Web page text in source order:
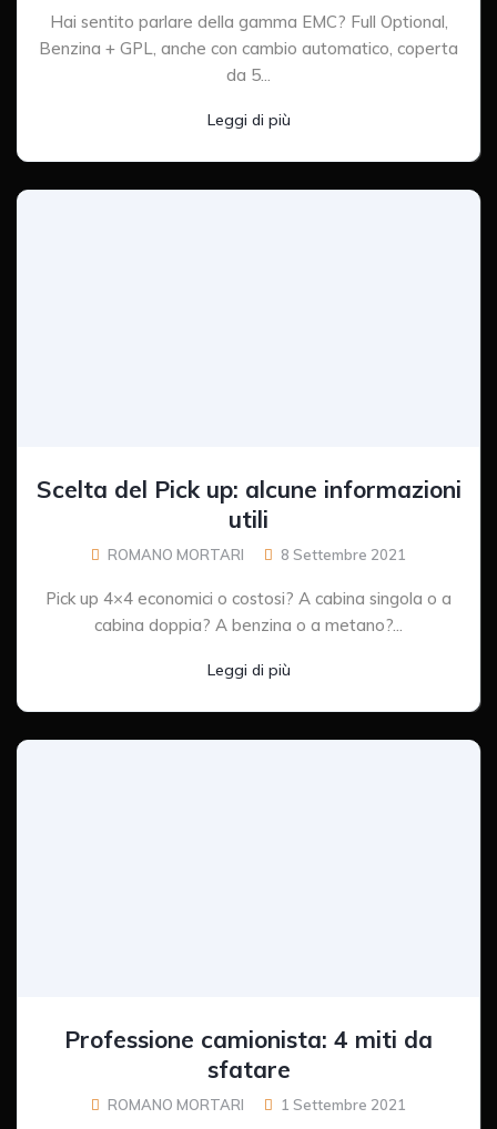
Hai sentito parlare della gamma EMC? Full Optional,
Benzina + GPL, anche con cambio automatico, coperta
da 5...
Leggi di più
Scelta del Pick up: alcune informazioni
utili
ROMANO MORTARI 8 Settembre 2021
Pick up 4×4 economici o costosi? A cabina singola o a
cabina doppia? A benzina o a metano?...
Leggi di più
Professione camionista: 4 miti da
sfatare
ROMANO MORTARI 1 Settembre 2021